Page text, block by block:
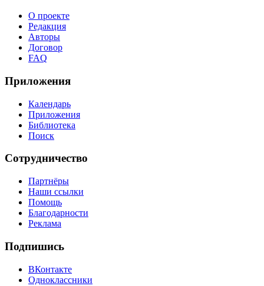
О проекте
Редакция
Авторы
Договор
FAQ
Приложения
Календарь
Приложения
Библиотека
Поиск
Сотрудничество
Партнёры
Наши ссылки
Помощь
Благодарности
Реклама
Подпишись
ВКонтакте
Одноклассники